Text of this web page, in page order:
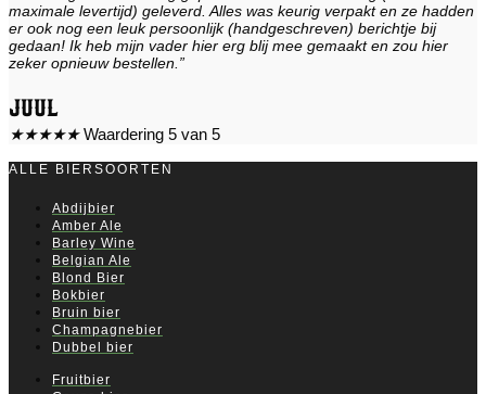
maximale levertijd) geleverd. Alles was keurig verpakt en ze hadden
er ook nog een leuk persoonlijk (handgeschreven) berichtje bij
gedaan! Ik heb mijn vader hier erg blij mee gemaakt en zou hier
zeker opnieuw bestellen.”
Juul
★★★★★ Waardering 5 van 5
ALLE BIERSOORTEN
Abdijbier
Amber Ale
Barley Wine
Belgian Ale
Blond Bier
Bokbier
Bruin bier
Champagnebier
Dubbel bier
Fruitbier